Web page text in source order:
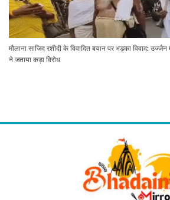
मौलाना साजिद रशीदी के विवादित बयान पर भड़का विवाद:
ने जताया कड़ा विरोध